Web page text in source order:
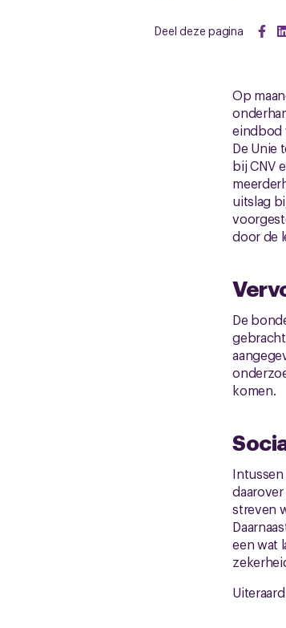
Deel deze pagina
Op
eindbod
De Unie
bij CNV
uitslag
door de
De
komen.
streven
een wat